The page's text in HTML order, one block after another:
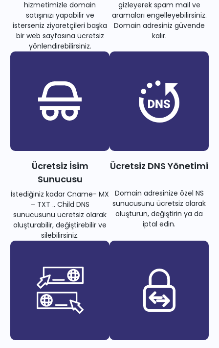
hizmetimizle domain
satışınızı yapabilir ve
isterseniz ziyaretçileri başka
bir web sayfasına ücretsiz
yönlendirebilirsiniz.
gizleyerek spam mail ve
aramaları engelleyebilirsiniz.
Domain adresiniz güvende
kalır.
Ücretsiz İsim
Sunucusu
İstediğiniz kadar Cname- MX
– TXT .. Child DNS
sunucusunu ücretsiz olarak
oluşturabilir, değiştirebilir ve
silebilirsiniz.
Ücretsiz DNS Yönetimi
Domain adresinize özel NS
sunucusunu ücretsiz olarak
oluşturun, değiştirin ya da
iptal edin.